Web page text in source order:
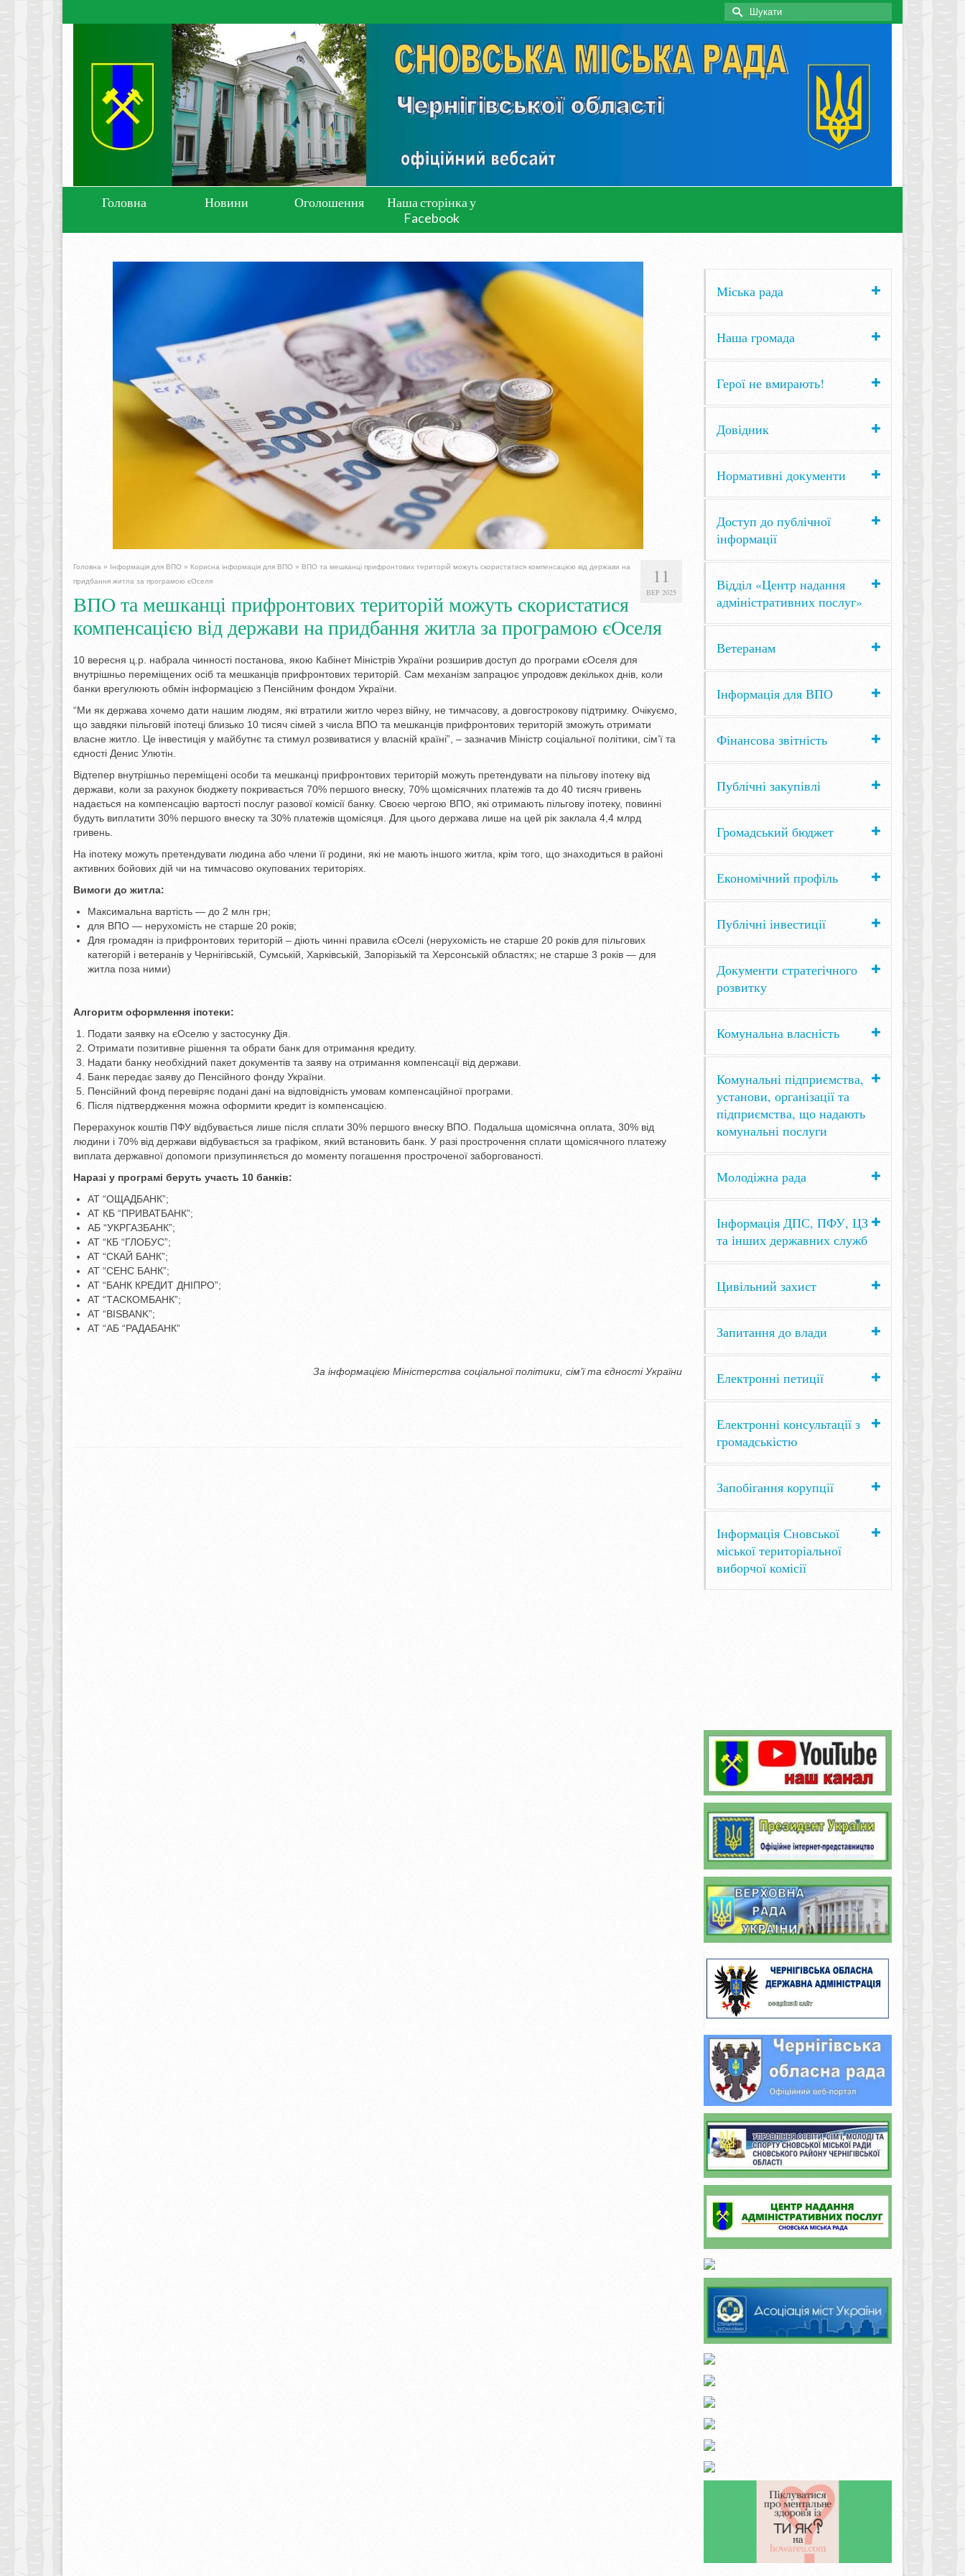
Search
for:
Головна Новини Оголошення
Наша сторінка у
Facebook
11
ВЕР 2025
Головна » Інформація для ВПО » Корисна інформація для ВПО » ВПО та мешканці прифронтових територій можуть скористатися компенсацією від держави на
придбання житла за програмою єОселя
ВПО та мешканці прифронтових територій можуть скористатися
компенсацією від держави на придбання житла за програмою єОселя
10 вересня ц.р. набрала чинності постанова, якою Кабінет Міністрів України розширив доступ до програми єОселя для
внутрішньо переміщених осіб та мешканців прифронтових територій. Сам механізм запрацює упродовж декількох днів, коли
банки врегулюють обмін інформацією з Пенсійним фондом України.
“Ми як держава хочемо дати нашим людям, які втратили житло через війну, не тимчасову, а довгострокову підтримку. Очікуємо,
що завдяки пільговій іпотеці близько 10 тисяч сімей з числа ВПО та мешканців прифронтових територій зможуть отримати
власне житло. Це інвестиція у майбутнє та стимул розвиватися у власній країні”, – зазначив Міністр соціальної політики, сім’ї та
єдності Денис Улютін.
Відтепер внутрішньо переміщені особи та мешканці прифронтових територій можуть претендувати на пільгову іпотеку від
держави, коли за рахунок бюджету покривається 70% першого внеску, 70% щомісячних платежів та до 40 тисяч гривень
надається на компенсацію вартості послуг разової комісії банку. Своєю чергою ВПО, які отримають пільгову іпотеку, повинні
будуть виплатити 30% першого внеску та 30% платежів щомісяця. Для цього держава лише на цей рік заклала 4,4 млрд
гривень.
На іпотеку можуть претендувати людина або члени її родини, які не мають іншого житла, крім того, що знаходиться в районі
активних бойових дій чи на тимчасово окупованих територіях.
Вимоги до житла:
Максимальна вартість — до 2 млн грн;
для ВПО — нерухомість не старше 20 років;
Для громадян із прифронтових територій – діють чинні правила єОселі (нерухомість не старше 20 років для пільгових
категорій і ветеранів у Чернігівській, Сумській, Харківській, Запорізькій та Херсонській областях; не старше 3 років — для
житла поза ними)
Алгоритм оформлення іпотеки:
Подати заявку на єОселю у застосунку Дія.
Отримати позитивне рішення та обрати банк для отримання кредиту.
Надати банку необхідний пакет документів та заяву на отримання компенсації від держави.
Банк передає заяву до Пенсійного фонду України.
Пенсійний фонд перевіряє подані дані на відповідність умовам компенсаційної програми.
Після підтвердження можна оформити кредит із компенсацією.
Перерахунок коштів ПФУ відбувається лише після сплати 30% першого внеску ВПО. Подальша щомісячна оплата, 30% від
людини і 70% від держави відбувається за графіком, який встановить банк. У разі прострочення сплати щомісячного платежу
виплата державної допомоги призупиняється до моменту погашення простроченої заборгованості.
Наразі у програмі беруть участь 10 банків:
АТ “ОЩАДБАНК”;
АТ КБ “ПРИВАТБАНК”;
АБ “УКРГАЗБАНК”;
АТ “КБ “ГЛОБУС”;
АТ “СКАЙ БАНК”;
АТ “СЕНС БАНК”;
АТ “БАНК КРЕДИТ ДНІПРО”;
АТ “ТАСКОМБАНК”;
АТ “BISBANK”;
АТ “АБ “РАДАБАНК”
За інформацією Міністерства соціальної політики, сім’ї та єдності України
Міська рада
Наша громада
Герої не вмирають!
Довідник
Нормативні документи
Доступ до публічної
інформації
Відділ «Центр надання
адміністративних послуг»
Ветеранам
Інформація для ВПО
Фінансова звітність
Публічні закупівлі
Громадський бюджет
Економічний профіль
Публічні інвестиції
Документи стратегічного
розвитку
Комунальна власність
Комунальні підприємства,
установи, організації та
підприємства, що надають
комунальні послуги
Молодіжна рада
Інформація ДПС, ПФУ, ЦЗ
та інших державних служб
Цивільний захист
Запитання до влади
Електронні петиції
Електронні консультації з
громадськістю
Запобігання корупції
Інформація Сновської
міської територіальної
виборчої комісії